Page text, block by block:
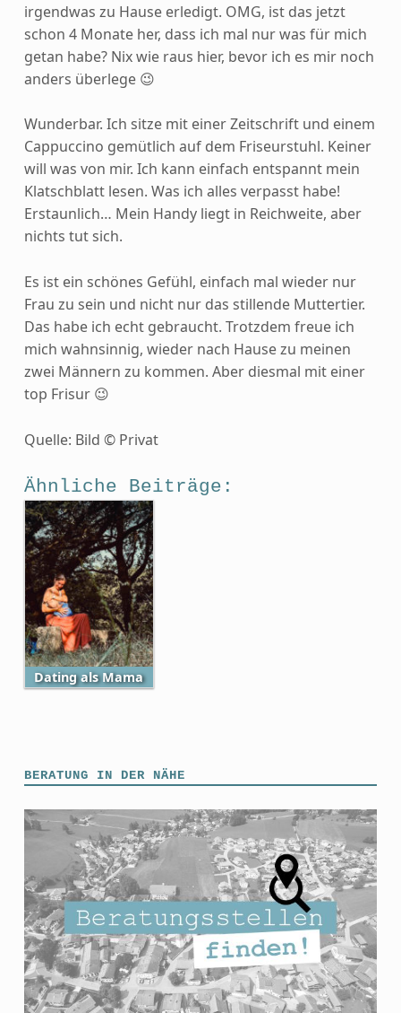
irgendwas zu Hause erledigt. OMG, ist das jetzt
schon 4 Monate her, dass ich mal nur was für mich
getan habe? Nix wie raus hier, bevor ich es mir noch
anders überlege 😉
Wunderbar. Ich sitze mit einer Zeitschrift und einem
Cappuccino gemütlich auf dem Friseurstuhl. Keiner
will was von mir. Ich kann einfach entspannt mein
Klatschblatt lesen. Was ich alles verpasst habe!
Erstaunlich… Mein Handy liegt in Reichweite, aber
nichts tut sich.
Es ist ein schönes Gefühl, einfach mal wieder nur
Frau zu sein und nicht nur das stillende Muttertier.
Das habe ich echt gebraucht. Trotzdem freue ich
mich wahnsinnig, wieder nach Hause zu meinen
zwei Männern zu kommen. Aber diesmal mit einer
top Frisur 😉
Quelle: Bild © Privat
Ähnliche Beiträge:
Dating als Mama
BERATUNG IN DER NÄHE